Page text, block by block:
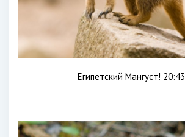
Египетский Мангуст! 20:43